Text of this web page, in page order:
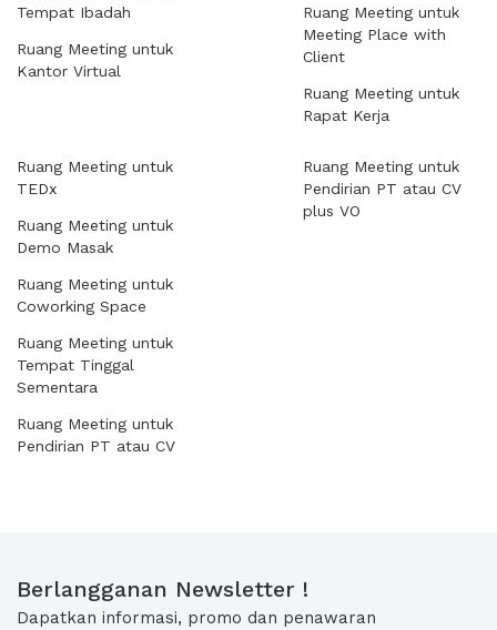
Tempat Ibadah
Ruang Meeting untuk
Kantor Virtual
Ruang Meeting untuk
Meeting Place with
Client
Ruang Meeting untuk
Rapat Kerja
Ruang Meeting untuk
TEDx
Ruang Meeting untuk
Demo Masak
Ruang Meeting untuk
Coworking Space
Ruang Meeting untuk
Tempat Tinggal
Sementara
Ruang Meeting untuk
Pendirian PT atau CV
Ruang Meeting untuk
Pendirian PT atau CV
plus VO
Berlangganan Newsletter !
Dapatkan informasi, promo dan penawaran